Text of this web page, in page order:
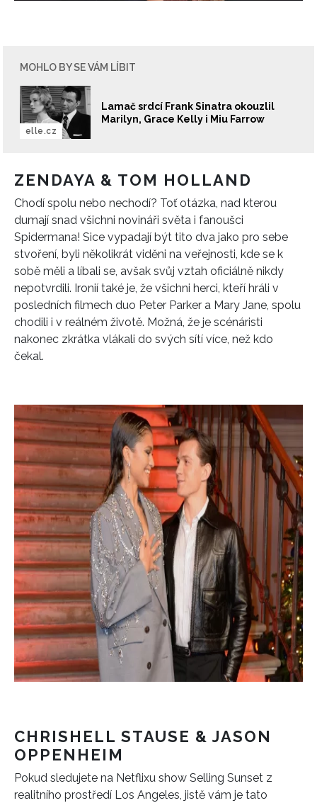
MOHLO BY SE VÁM LÍBIT
Lamač srdcí Frank Sinatra okouzlil
Marilyn, Grace Kelly i Miu Farrow
elle.cz
ZENDAYA & TOM HOLLAND
Chodí spolu nebo nechodí? Toť otázka, nad kterou
dumají snad všichni novináři světa i fanoušci
Spidermana! Sice vypadají být tito dva jako pro sebe
stvoření, byli několikrát viděni na veřejnosti, kde se k
sobě měli a líbali se, avšak svůj vztah oficiálně nikdy
nepotvrdili. Ironií také je, že všichni herci, kteří hráli v
posledních filmech duo Peter Parker a Mary Jane, spolu
chodili i v reálném životě. Možná, že je scénáristi
nakonec zkrátka vlákali do svých sítí více, než kdo
čekal.
CHRISHELL STAUSE & JASON
OPPENHEIM
Pokud sledujete na Netflixu show Selling Sunset z
realitního prostředí Los Angeles, jistě vám je tato